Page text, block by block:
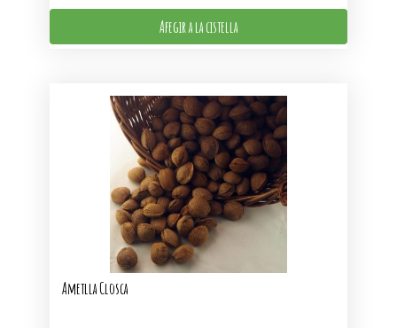
Afegir a la cistella
Ametlla Closca